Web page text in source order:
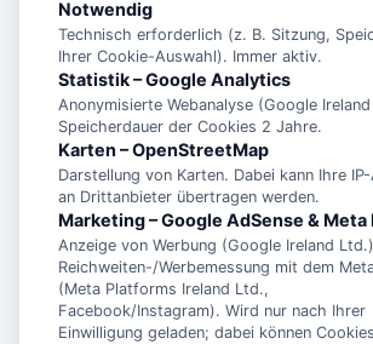
Strandstr.17 für 4
26757 Borkum
Notwendig
Technisch erforderlich (z. B. Sitzung,
Ihrer Cookie-Auswahl). Immer aktiv.
Statistik – Google Analytics
Anonymisierte Webanalyse (Google
Speicherdauer der Cookies 2 Jahre.
Karten – OpenStreetMap
Darstellung von Karten. Dabei kann Ihre
an Drittanbieter übertragen werden.
Marketing – Google AdSense & Meta
Anzeige von Werbung (Google Ireland
Reichweiten-/Werbemessung mit dem
(Meta Platforms Ireland Ltd.,
Facebook/Instagram). Wird nur nach Ihrer
Einwilligung geladen; dabei können Cookies